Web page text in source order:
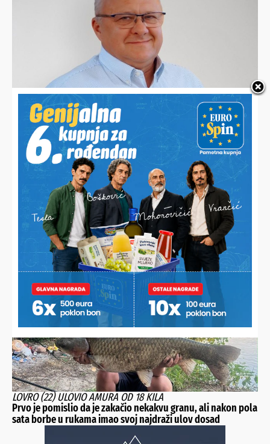
ISPITAN U BJELOVARU
Bošnjak dobio zabranu prilaska, prijeti mu i višegodišnji
zatvor
MIKLINOVEC DRASTIČNO POMLADIO MOMČAD
Prioritet je razvoj igrača, a ne pozicija. Prosjek momčadi je
21 godina
LOVRO (22) ULOVIO AMURA OD 18 KILA
Prvo je pomislio da je zakačio nekakvu granu, ali nakon pola
sata borbe u rukama imao svoj najdraži ulov dosad